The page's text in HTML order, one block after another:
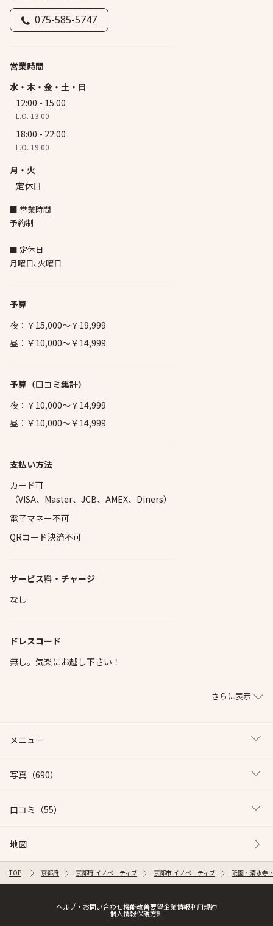
075-585-5747
営業時間
水・木・金・土・日
12:00 - 15:00
L.O. 13:00
18:00 - 22:00
L.O. 19:00
月・火
定休日
■ 営業時間
予約制
■ 定休日
月曜日､火曜日
予算
夜：￥15,000～￥19,999
昼：￥10,000～￥14,999
予算 （口コミ集計）
夜：￥10,000～￥14,999
昼：￥10,000～￥14,999
支払い方法
カード可
（VISA、Master、JCB、AMEX、Diners）
電子マネー不可
QRコード決済不可
サービス料・チャージ
なし
ドレスコード
無し。気楽にお越し下さい！
さらに表示
メニュー
写真 （690）
口コミ （55）
地図
TOP 京都府 京都府 イノベーティブ 京都市 イノベーティブ 祇園・清水寺
ヘルプ・お問い合わせ機能改善要望企業情報利用規約
個人情報保護方針